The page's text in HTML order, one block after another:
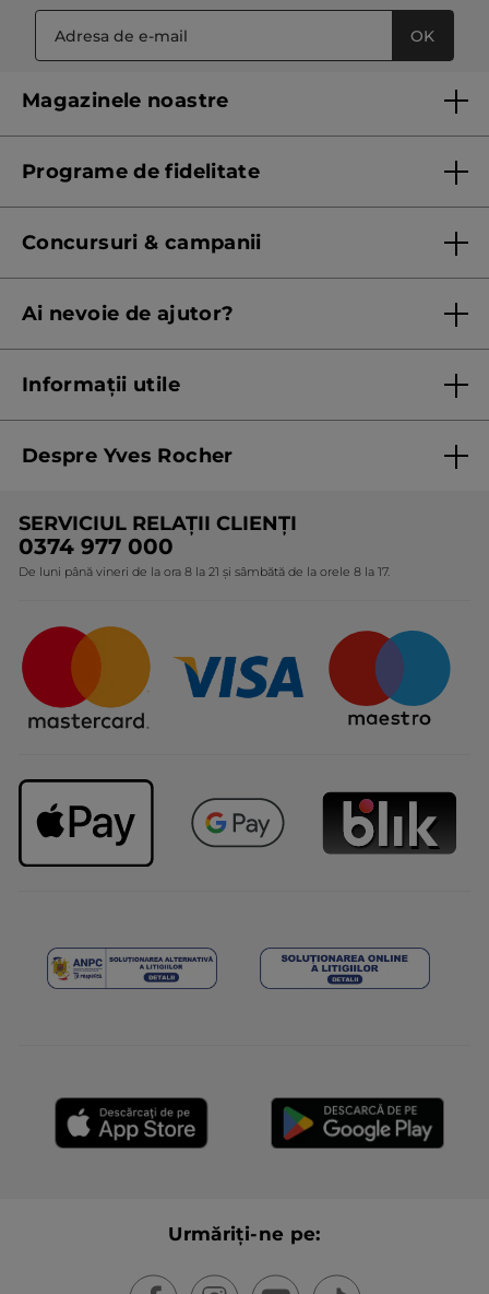
OK
Magazinele noastre
Programe de fidelitate
Concursuri & campanii
Listă prețuri standard
Ai nevoie de ajutor?
Informații utile
Termeni și condiții pentru vanzarea la distanță a
Politica de confidențialitate
Protecția Consumatorilor - A.N.P.C.
Despre Yves Rocher
Expertiza noastră botanică
Angajamentele noastre
Întrebări frecvente
SERVICIUL RELAȚII CLIENȚI
0374 977 000
De luni până vineri de la ora 8 la 21 și sâmbătă de la orele 8 la 17.
Urmăriți-ne pe: